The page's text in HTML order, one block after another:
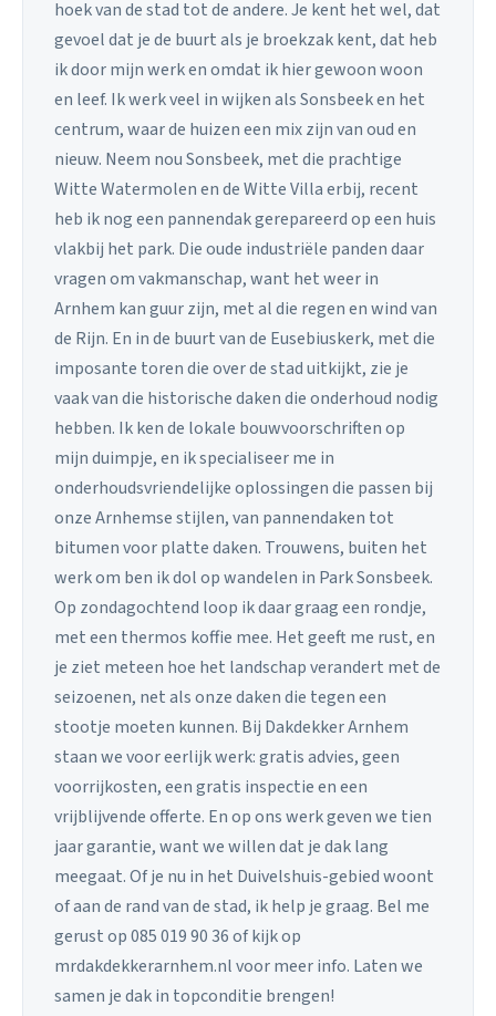
hoek van de stad tot de andere. Je kent het wel, dat
gevoel dat je de buurt als je broekzak kent, dat heb
ik door mijn werk en omdat ik hier gewoon woon
en leef. Ik werk veel in wijken als Sonsbeek en het
centrum, waar de huizen een mix zijn van oud en
nieuw. Neem nou Sonsbeek, met die prachtige
Witte Watermolen en de Witte Villa erbij, recent
heb ik nog een pannendak gerepareerd op een huis
vlakbij het park. Die oude industriële panden daar
vragen om vakmanschap, want het weer in
Arnhem kan guur zijn, met al die regen en wind van
de Rijn. En in de buurt van de Eusebiuskerk, met die
imposante toren die over de stad uitkijkt, zie je
vaak van die historische daken die onderhoud nodig
hebben. Ik ken de lokale bouwvoorschriften op
mijn duimpje, en ik specialiseer me in
onderhoudsvriendelijke oplossingen die passen bij
onze Arnhemse stijlen, van pannendaken tot
bitumen voor platte daken. Trouwens, buiten het
werk om ben ik dol op wandelen in Park Sonsbeek.
Op zondagochtend loop ik daar graag een rondje,
met een thermos koffie mee. Het geeft me rust, en
je ziet meteen hoe het landschap verandert met de
seizoenen, net als onze daken die tegen een
stootje moeten kunnen. Bij Dakdekker Arnhem
staan we voor eerlijk werk: gratis advies, geen
voorrijkosten, een gratis inspectie en een
vrijblijvende offerte. En op ons werk geven we tien
jaar garantie, want we willen dat je dak lang
meegaat. Of je nu in het Duivelshuis-gebied woont
of aan de rand van de stad, ik help je graag. Bel me
gerust op 085 019 90 36 of kijk op
mrdakdekkerarnhem.nl voor meer info. Laten we
samen je dak in topconditie brengen!